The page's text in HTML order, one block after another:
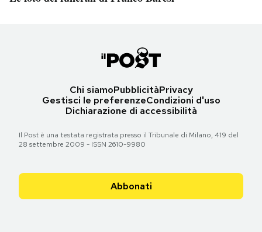
Chi siamoPubblicitàPrivacy
Gestisci le preferenzeCondizioni d'uso
Dichiarazione di accessibilità
Il Post è una testata registrata presso il Tribunale di Milano, 419 del
28 settembre 2009 - ISSN 2610-9980
Abbonati